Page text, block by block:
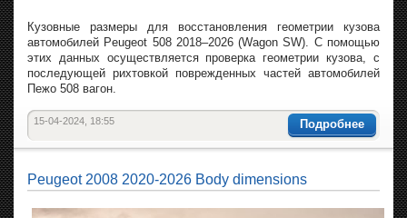
Кузовные размеры для восстановления геометрии кузова
автомобилей Peugeot 508 2018–2026 (Wagon SW). С помощью
этих данных осуществляется проверка геометрии кузова, с
последующей рихтовкой поврежденных частей автомобилей
Пежо 508 вагон.
Подробнее
15-04-2024, 18:55
Peugeot 2008 2020-2026 Body dimensions